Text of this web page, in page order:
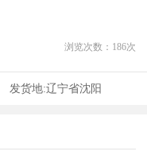
浏览次数： 186次
发货地:辽宁省沈阳